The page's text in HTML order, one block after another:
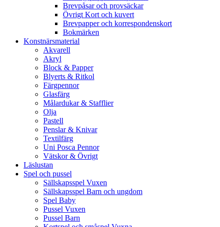
Brevpåsar och provsäckar
Övrigt Kort och kuvert
Brevpapper och korrespondenskort
Bokmärken
Konstnärsmaterial
Akvarell
Akryl
Block & Papper
Blyerts & Ritkol
Färgpennor
Glasfärg
Målardukar & Stafflier
Olja
Pastell
Penslar & Knivar
Textilfärg
Uni Posca Pennor
Vätskor & Övrigt
Läslustan
Spel och pussel
Sällskapsspel Vuxen
Sällskapsspel Barn och ungdom
Spel Baby
Pussel Vuxen
Pussel Barn